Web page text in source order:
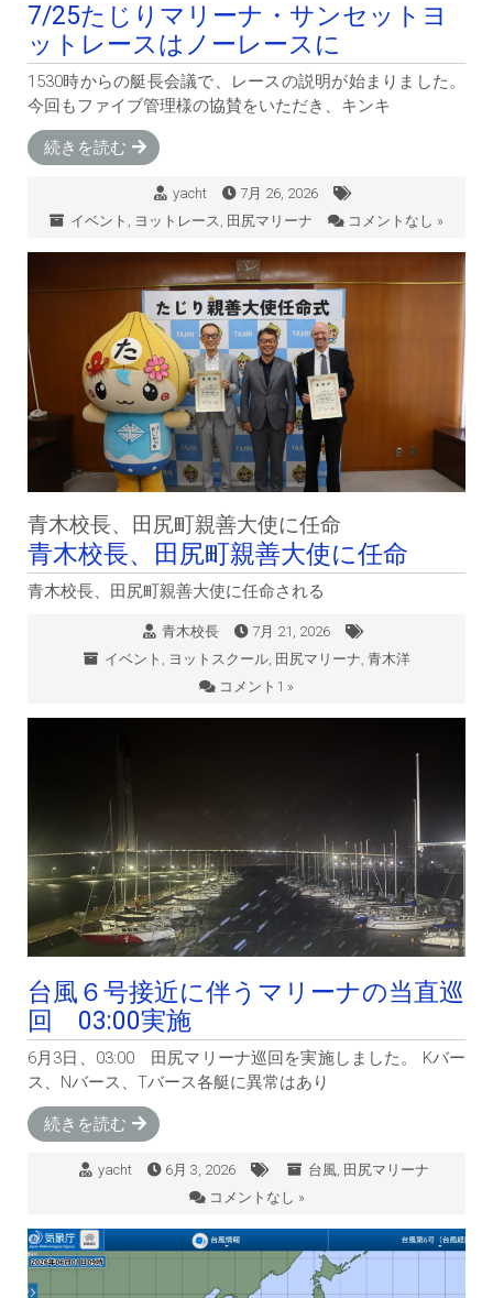
7/25たじりマリーナ・サンセットヨ
ットレースはノーレースに
1530時からの艇長会議で、レースの説明が始まりました。
今回もファイブ管理様の協賛をいただき、キンキ
続きを読む
yacht
7月 26, 2026
イベント , ヨットレース, 田尻マリーナ コメントなし »
青木校長、田尻町親善大使に任命
青木校長、田尻町親善大使に任命
青木校長、田尻町親善大使に任命される
青木校長
7月 21, 2026
イベント
ヨットスクール, 田尻マリーナ 青木洋
コメント1 »
台風６号接近に伴うマリーナの当直巡
回 03:00実施
6月3日、03:00 田尻マリーナ巡回を実施しました。 Kバー
ス、Nバース、Tバース各艇に異常はあり
続きを読む
yacht 6月 3, 2026 台風 田尻マリーナ
コメントなし »